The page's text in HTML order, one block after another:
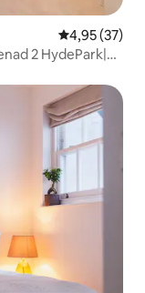
4,95 av 5 i
4,95 (37)
2 HydePark|